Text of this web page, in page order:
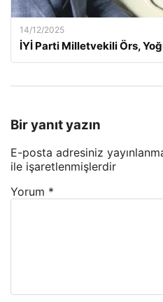
14/12/2025
İYİ Parti Milletvekili Örs,
Bir yanıt yazın
E-posta adresiniz
ile işaretlenmişlerdir
Yorum *